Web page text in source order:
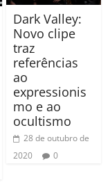
Dark Valley:
Novo clipe
traz
referências
ao
expressionis
mo e ao
ocultismo
28 de outubro de
2020
0